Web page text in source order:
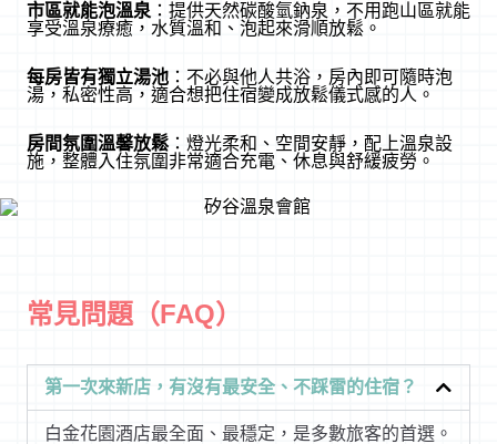
市區就能泡溫泉 ：提供天然碳酸氫鈉泉，不用跑山區就能
享受溫泉療癒，水質溫和、泡起來滑順放鬆。
每房皆有獨立湯池 ：不必與他人共浴，房內即可隨時泡
湯，私密性高，適合想把住宿變成放鬆儀式感的人。
房間氛圍溫馨放鬆：燈光柔和、空間安靜，配上溫泉設
施，整體入住氛圍非常適合充電、休息與舒緩疲勞。
常見問題（FAQ）
第一次來新店，有沒有最安全、不踩雷的住宿？
白金花園酒店最全面、最穩定，是多數旅客的首選。